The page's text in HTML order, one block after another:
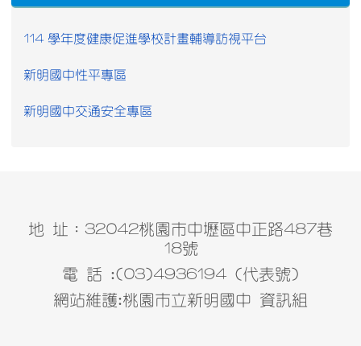
114 學年度健康促進學校計畫輔導訪視平台
新明國中性平專區
新明國中交通安全專區
地 址：32042桃園市中壢區中正路487巷
18號
電 話 :(03)4936194 (代表號)
網站維護:桃園市立新明國中 資訊組